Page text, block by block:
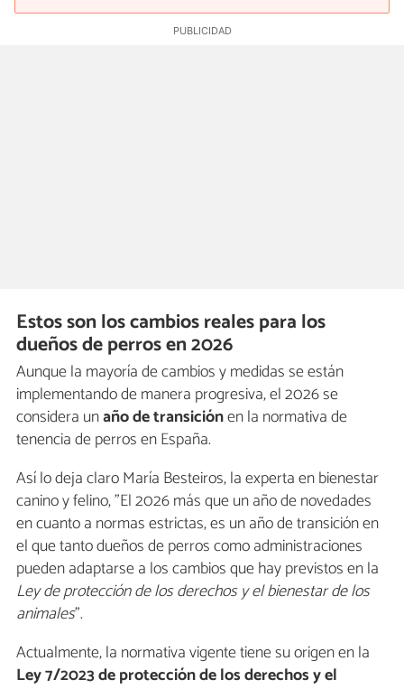
Estos son los cambios reales para los
dueños de perros en 2026
Aunque la mayoría de cambios y medidas se están
implementando de manera progresiva, el 2026 se
considera unaño de transiciónen la normativa de
tenencia de perros en España.
Así lo deja claro María Besteiros, la experta en bienestar
canino y felino, "El 2026 más que un año de novedades
en cuanto a normas estrictas, es un año de transición en
el que tanto dueños de perros como administraciones
pueden adaptarse a los cambios que hay previstos en la
Ley de protección de los derechos y el bienestar de los
animales".
Actualmente, la normativa vigente tiene su origen en la
Ley 7/2023 de protección de los derechos y el